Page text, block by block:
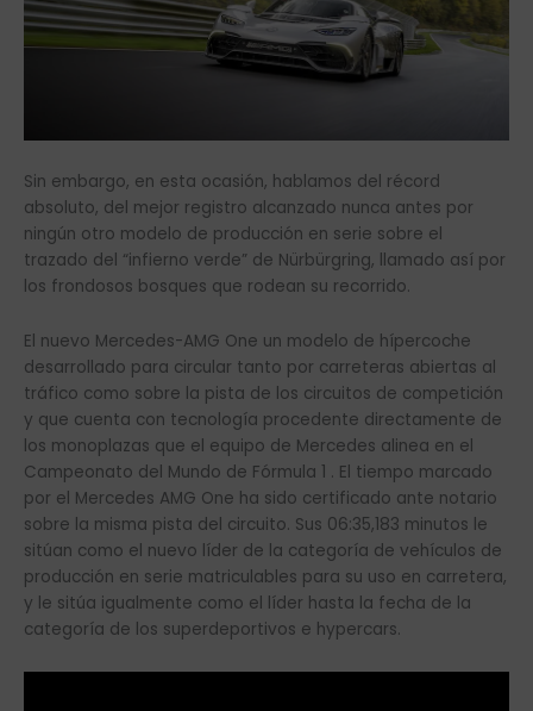
Sin embargo, en esta ocasión, hablamos del récord
absoluto, del mejor registro alcanzado nunca antes por
ningún otro modelo de producción en serie sobre el
trazado del “infierno verde” de Nürbürgring, llamado así por
los frondosos bosques que rodean su recorrido.
El nuevo Mercedes-AMG One un modelo de hípercoche
desarrollado para circular tanto por carreteras abiertas al
tráfico como sobre la pista de los circuitos de competición
y que cuenta con tecnología procedente directamente de
los monoplazas que el equipo de Mercedes alinea en el
Campeonato del Mundo de Fórmula 1 . El tiempo marcado
por el Mercedes AMG One ha sido certificado ante notario
sobre la misma pista del circuito. Sus 06:35,183 minutos le
sitúan como el nuevo líder de la categoría de vehículos de
producción en serie matriculables para su uso en carretera,
y le sitúa igualmente como el líder hasta la fecha de la
categoría de los superdeportivos e hypercars.